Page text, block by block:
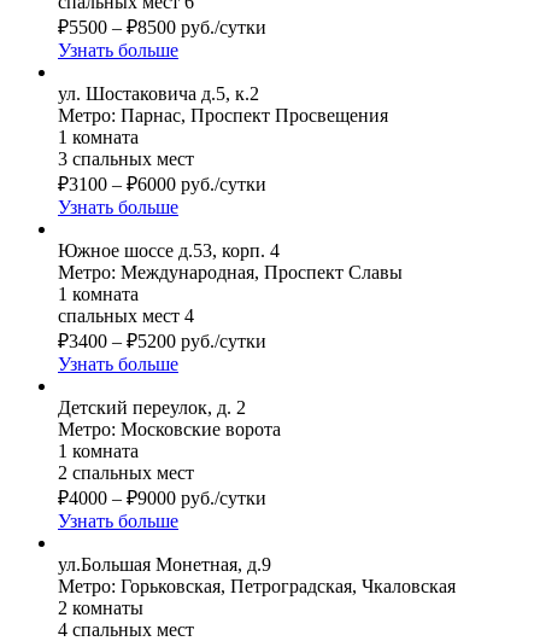
₽5500 – ₽8500 руб./сутки
Узнать больше
ул. Шостаковича д.5, к.2
Метро: Парнас, Проспект Просвещения
1 комната
3 спальных мест
₽3100 – ₽6000 руб./сутки
Узнать больше
Южное шоссе д.53, корп. 4
Метро: Международная, Проспект Славы
1 комната
спальных мест 4
₽3400 – ₽5200 руб./сутки
Узнать больше
Детский переулок, д. 2
Метро: Московские ворота
1 комната
2 спальных мест
₽4000 – ₽9000 руб./сутки
Узнать больше
ул.Большая Монетная, д.9
Метро: Горьковская, Петроградская, Чкаловская
2 комнаты
4 спальных мест